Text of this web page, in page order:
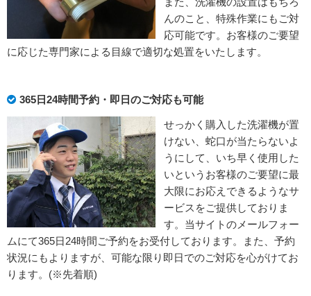
んのこと、特殊作業にもご対
応可能です。お客様のご要望
に応じた専門家による目線で適切な処置をいたします。
365日24時間予約・即日のご対応も可能
せっかく購入した洗濯機が置
けない、蛇口が当たらないよ
うにして、いち早く使用した
いというお客様のご要望に最
大限にお応えできるようなサ
ービスをご提供しておりま
す。当サイトのメールフォー
ムにて365日24時間ご予約をお受付しております。また、予約
状況にもよりますが、可能な限り即日でのご対応を心がけてお
ります。(※先着順)